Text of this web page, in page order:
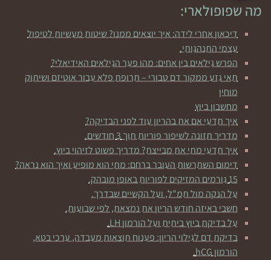
מה שפופולארי:
דיכאון אחרי לידה: איך יוצאים ממנו? שיטות מעשיות לטיפול
עצמי התנהגותי.
הפרש גילאים בין אחים: מהו פער הגילאים האידיאלי?
תאי גזע ממקור דם טבורי – תרופת פלא עבור אוטיזם ושיתוק
מוחין
מחשבון ביוץ
איך תדעי אם את בהריון עוד לפני הבדיקה?
מדריך תזונה לשיפור פוריות תוך 3 חודשים.
איך תדעי מתי את מבייצת? מדריך פשוט לזיהוי ביוץ.
דימום השתרשות העובר ברחם: מתי הוא מופיע ואיך הוא נראה?
15 גורמים המזיקים לפוריות באופן מובהק.
על הנקה מול תמ"ל, ועל הקשיים שבדרך.
חשבי באיזה חודש הריון את נמצאת, לפי שבועות.
על בדיקת ביוץ ביתית ועל הורמון LH.
בדיקת דם לגילוי הריון: פענוח תוצאות מעבדה, ערכי בטא,
הורמון hCG.